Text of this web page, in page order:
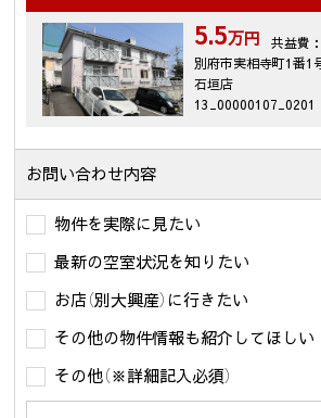
5.5万円
共益費
別府市実相寺町1番1
石垣店
13_00000107_0201
お問い合わせ内容
物件を実際に見たい
最新の空室状況を知りたい
お店（別大興産）に行きたい
その他の物件情報も紹介してほしい
その他（※詳細記入必須）